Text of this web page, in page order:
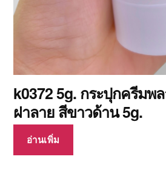
k0372 5g. กระปุกครีมพ
ฝาลาย สีขาวด้าน 5g.
อ่านเพิ่ม